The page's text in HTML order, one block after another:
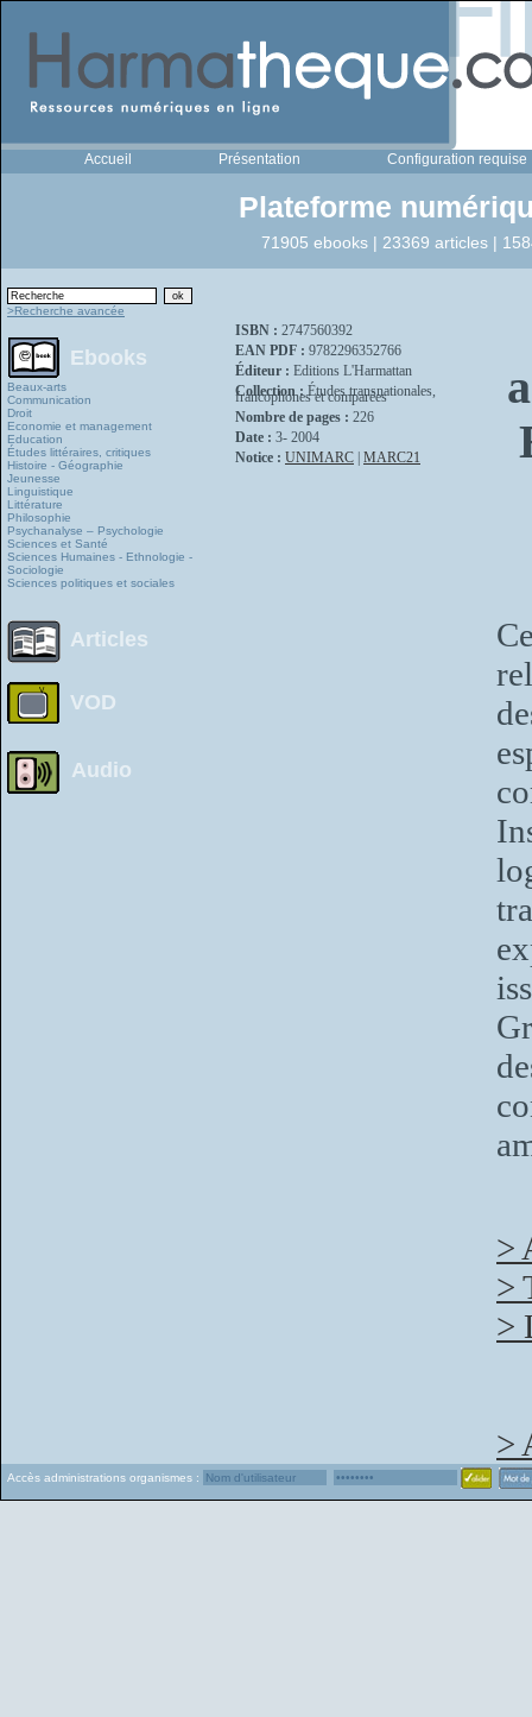
Accueil Présentation Configuration requise
Plateforme
71905 ebooks | 23369 articles |
>Recherche avancée
Ebooks
Beaux-arts
Communication
Droit
Economie et management
Education
Études littéraires, critiques
Histoire - Géographie
Jeunesse
Linguistique
Littérature
Philosophie
Psychanalyse – Psychologie
Sciences et Santé
Sciences Humaines - Ethnologie -
Sociologie
Sciences politiques et sociales
Articles
VOD
Audio
ISBN : 2747560392
EAN PDF : 9782296352766
Éditeur : Editions L'Harmattan
Collection :Études transnationales,
francophones et comparées
Nombre de pages : 226
Date : 3- 2004
Notice : UNIMARC MARC21
>
>
>
>
Accès administrations organismes :